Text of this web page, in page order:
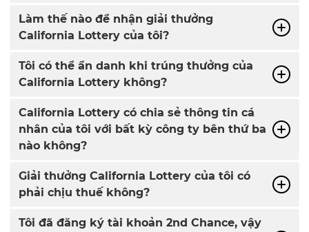
Làm thế nào để nhận giải thưởng
California Lottery của tôi?
Tôi có thể ẩn danh khi trúng thưởng của
California Lottery không?
California Lottery có chia sẻ thông tin cá
nhân của tôi với bất kỳ công ty bên thứ ba
nào không?
Giải thưởng California Lottery của tôi có
phải chịu thuế không?
Tôi đã đăng ký tài khoản 2nd Chance, vậy